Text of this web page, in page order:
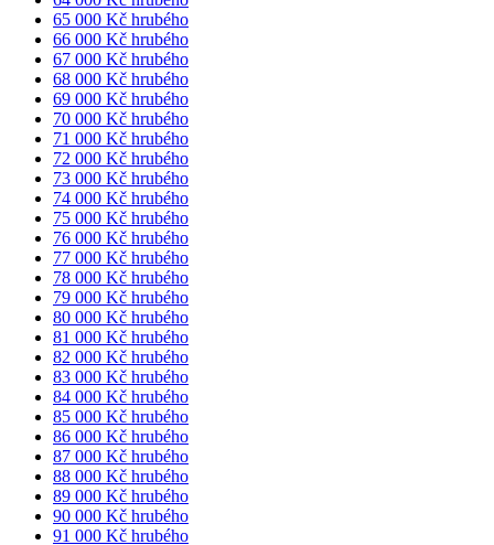
65 000 Kč hrubého
66 000 Kč hrubého
67 000 Kč hrubého
68 000 Kč hrubého
69 000 Kč hrubého
70 000 Kč hrubého
71 000 Kč hrubého
72 000 Kč hrubého
73 000 Kč hrubého
74 000 Kč hrubého
75 000 Kč hrubého
76 000 Kč hrubého
77 000 Kč hrubého
78 000 Kč hrubého
79 000 Kč hrubého
80 000 Kč hrubého
81 000 Kč hrubého
82 000 Kč hrubého
83 000 Kč hrubého
84 000 Kč hrubého
85 000 Kč hrubého
86 000 Kč hrubého
87 000 Kč hrubého
88 000 Kč hrubého
89 000 Kč hrubého
90 000 Kč hrubého
91 000 Kč hrubého